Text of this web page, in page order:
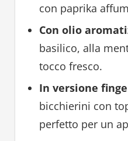
con paprika
Con olio
basilico, alla
tocco fresco.
In versione
bicchierini con
perfetto per un